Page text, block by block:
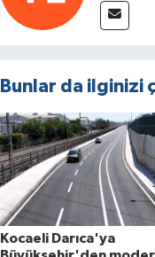
Bunlar da ilginizi
Kocaeli Darıca'ya